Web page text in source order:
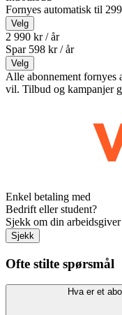
Fornyes automatisk til
Velg
2 990 kr / år
Spar 598 kr /år
Velg
Alle abonnement fornyes
vil. Tilbud og kampanjer
Enkel betaling med
Bedrift eller student?
Sjekk om din
Sjekk
Ofte stilte spørsmål
Hva er et